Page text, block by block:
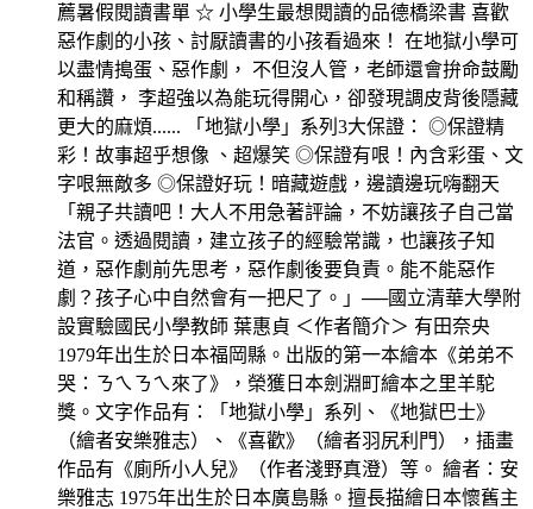
薦暑假閱讀書單 ☆ 小學生最想閱讀的品德橋梁書 喜歡
惡作劇的小孩、討厭讀書的小孩看過來！ 在地獄小學可
以盡情搗蛋、惡作劇， 不但沒人管，老師還會拚命鼓勵
和稱讚， 李超強以為能玩得開心，卻發現調皮背後隱藏
更大的麻煩...... 「地獄小學」系列3大保證： ◎保證精
彩！故事超乎想像 、超爆笑 ◎保證有哏！內含彩蛋、文
字哏無敵多 ◎保證好玩！暗藏遊戲，邊讀邊玩嗨翻天
「親子共讀吧！大人不用急著評論，不妨讓孩子自己當
法官。透過閱讀，建立孩子的經驗常識，也讓孩子知
道，惡作劇前先思考，惡作劇後要負責。能不能惡作
劇？孩子心中自然會有一把尺了。」──國立清華大學附
設實驗國民小學教師 葉惠貞 ＜作者簡介＞ 有田奈央
1979年出生於日本福岡縣。出版的第一本繪本《弟弟不
哭：ㄋㄟㄋㄟ來了》，榮獲日本劍淵町繪本之里羊駝
獎。文字作品有：「地獄小學」系列、《地獄巴士》
（繪者安樂雅志）、《喜歡》（繪者羽尻利門），插畫
作品有《廁所小人兒》（作者淺野真澄）等。 繪者：安
樂雅志 1975年出生於日本廣島縣。擅長描繪日本懷舊主